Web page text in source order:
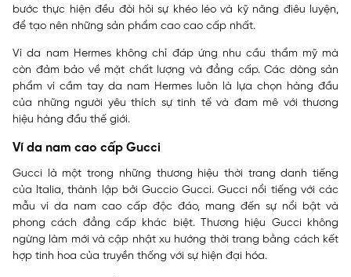
bước thực hiện đều đòi hỏi sự khéo léo và kỹ năng điêu luyện,
để tạo nên những sản phẩm cao cao cấp nhất.
Ví da nam Hermes không chỉ đáp ứng nhu cầu thẩm mỹ mà
còn đảm bảo về mặt chất lượng và đẳng cấp. Các dòng sản
phẩm ví cầm tay da nam Hermes luôn là lựa chọn hàng đầu
của những người yêu thích sự tinh tế và đam mê với thương
hiệu hàng đầu thế giới.
Ví da nam cao cấp Gucci
Gucci là một trong những thương hiệu thời trang danh tiếng
của Italia, thành lập bởi Guccio Gucci. Gucci nổi tiếng với các
mẫu ví da nam cao cấp độc đáo, mang đến sự nổi bật và
phong cách đẳng cấp khác biệt. Thương hiệu Gucci không
ngừng làm mới và cập nhật xu hướng thời trang bằng cách kết
hợp tinh hoa của truyền thống với sự hiện đại hóa.